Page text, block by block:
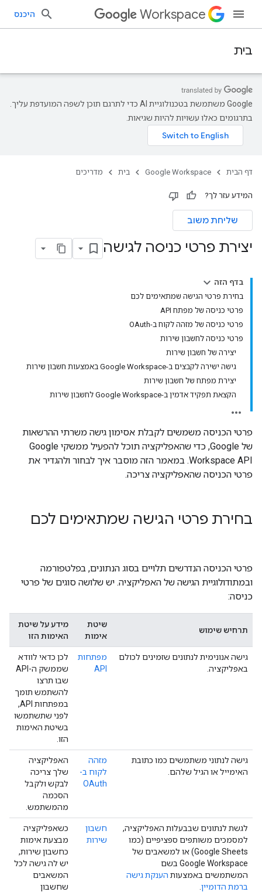
Workspace היכנס
בית
‫Google משתמשת בטכנולוגיית AI כדי לתרגם תוכן לשפה המועדפת עליך.
בתרגומים כאלו עשויות להיות שגיאות.
דף הבית Google Workspace בית מדריכים
המידע עזר לך?
שליחת משוב
יצירת פרטי כניסה לגישה
בדף הזה
בחירת פרטי הגישה שמתאימים לכם
פרטי כניסה של מפתח API
פרטי כניסה של מזהה לקוח ב-OAuth
פרטי כניסה לחשבון שירות
יצירה של חשבון שירות
גישה ישירה לקבצים ב-Google Workspace באמצעות חשבון שירות
יצירת מפתח של חשבון שירות
הקצאת תפקיד אדמין ב-Google Workspace לחשבון שירות
פרטי הכניסה משמשים לקבלת אסימון גישה משרתי ההרשאות
של Google, כדי שהאפליקציה תוכל להפעיל ממשקי Google
Workspace API. במאמר הזה מוסבר איך לבחור ולהגדיר את
פרטי הכניסה שהאפליקציה צריכה.
בחירת פרטי הגישה שמתאימים לכם
פרטי הכניסה הנדרשים תלויים בסוג הנתונים, בפלטפורמה
ובמתודולוגיית הגישה של האפליקציה. יש שלושה סוגים של פרטי
כניסה:
תרחיש שימוש
שיטת
אימות
מידע על שיטת
האימות הזו
גישה אנונימית לנתונים שזמינים לכולם
באפליקציה.
מפתחות
API
לכן כדאי לוודא
שממשק ה-API
שבו תרצו
להשתמש תומך
במפתחות API,
לפני שתשתמשו
בשיטת האימות
הזו.
גישה לנתוני משתמשים כמו כתובת
האימייל או הגיל שלהם.
מזהה
לקוח ב-
OAuth
האפליקציה
שלך צריכה
לבקש ולקבל
הסכמה
מהמשתמש.
לגשת לנתונים שבבעלות האפליקציה,
למסמכים משותפים ספציפיים (כמו
Google Sheets) או למשאבים של
Google Workspace בשם
המשתמשים באמצעות הענקת גישה
ברמת הדומיין
חשבון
שירות
כשאפליקציה
מבצעת אימות
כחשבון שירות,
יש לה גישה לכל
המשאבים
שחשבון